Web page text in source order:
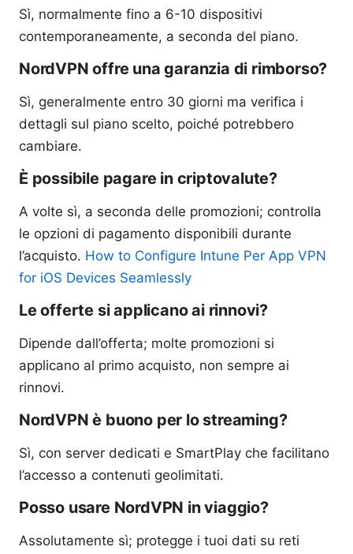
Sì, normalmente fino a 6-10 dispositivi
contemporaneamente, a seconda del piano.
NordVPN offre una garanzia di rimborso?
Sì, generalmente entro 30 giorni ma verifica i
dettagli sul piano scelto, poiché potrebbero
cambiare.
È possibile pagare in criptovalute?
A volte sì, a seconda delle promozioni; controlla
le opzioni di pagamento disponibili durante
l’acquisto. How to Configure Intune Per App VPN
for iOS Devices Seamlessly
Le offerte si applicano ai rinnovi?
Dipende dall’offerta; molte promozioni si
applicano al primo acquisto, non sempre ai
rinnovi.
NordVPN è buono per lo streaming?
Sì, con server dedicati e SmartPlay che facilitano
l’accesso a contenuti geolimitati.
Posso usare NordVPN in viaggio?
Assolutamente sì; protegge i tuoi dati su reti